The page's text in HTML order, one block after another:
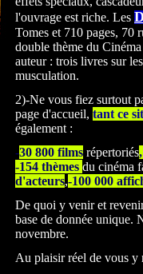
l'ouvrage est riche. Les
Tomes et 710 pages, 70
double thème du
auteur : trois livres sur
musculation.
2)-Ne vous fiez surtout
page d'accueil, tant ce
également :
-30 800 films répertoriés
-154 thèmes du cinéma
d'acteurs,-100 000
De quoi y venir et
base de donnée unique.
novembre.
Au plaisir réel de vous y